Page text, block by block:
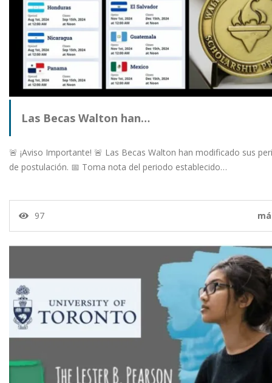
Las Becas Walton han…
🚨 ¡Aviso Importante! 🚨 Las Becas Walton han modificado sus
de postulación. 📅 Toma nota del periodo establecido…
97